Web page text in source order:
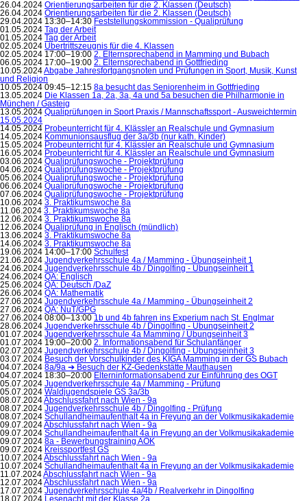
26.04.2024 Orientierungsarbeiten für die 2. Klassen (Deutsch)
26.04.2024 Orientierungsarbeiten für die 2. Klassen (Deutsch)
29.04.2024 13:30–14:30 Feststellungskommission - Qualiprüfung
01.05.2024 Tag der Arbeit
01.05.2024 Tag der Arbeit
02.05.2024 Übertrittszeugnis für die 4. Klassen
02.05.2024 17:00–19:00 2. Elternsprechabend in Mamming und Bubach
06.05.2024 17:00–19:00 2. Elternsprechabend in Gottfrieding
10.05.2024Abgabe Jahresfortgangsnoten und Prüfungen in Sport, Musik, Kunst
und Religion
10.05.2024 09:45–12:15 8a besucht das Seniorenheim in Gottfrieding
13.05.2024 Die Klassen 1a, 2a, 3a, 4a und 5a besuchen die Philharmonie in
München / Gasteig
13.05.2024 Qualiprüfungen in Sport Praxis / Mannschaftssport - Ausweichtermin
15.05.2024
14.05.2024 Probeunterricht für 4. Klässler an Realschule und Gymnasium
14.05.2024 Kommunionsausflug der 3a/3b (nur kath. Kinder)
15.05.2024 Probeunterricht für 4. Klässler an Realschule und Gymnasium
16.05.2024 Probeunterricht für 4. Klässler an Realschule und Gymnasium
03.06.2024 Qualiprüfungswoche - Projektprüfung
04.06.2024 Qualiprüfungswoche - Projektprüfung
05.06.2024 Qualiprüfungswoche - Projektprüfung
06.06.2024 Qualiprüfungswoche - Projektprüfung
07.06.2024 Qualiprüfungswoche - Projektprüfung
10.06.2024 3. Praktikumswoche 8a
11.06.2024 3. Praktikumswoche 8a
12.06.2024 3. Praktikumswoche 8a
12.06.2024 Qualiprüfung in Englisch (mündlich)
13.06.2024 3. Praktikumswoche 8a
14.06.2024 3. Praktikumswoche 8a
19.06.2024 14:00–17:00 Schulfest
21.06.2024 Jugendverkehrsschule 4a / Mamming - Übungseinheit 1
24.06.2024 Jugendverkehrsschule 4b / Dingolfing - Übungseinheit 1
24.06.2024 QA: Englisch
25.06.2024 QA: Deutsch /DaZ
26.06.2024 QA: Mathematik
27.06.2024 Jugendverkehrsschule 4a / Mamming - Übungseinheit 2
27.06.2024 QA: NuT/GPG
27.06.2024 08:00–13:00 1b und 4b fahren ins Experium nach St. Englmar
28.06.2024 Jugendverkehrsschule 4b / Dingolfing - Übungseinheit 2
01.07.2024 Jugendverkehrsschule 4a Mamming / Übungseinheit 3
01.07.2024 19:00–20:00 2. Informationsabend für Schulanfänger
02.07.2024 Jugendverkehrsschule 4b / Dingolfing - Übungseinheit 3
03.07.2024 Besuch der Vorschulkinder des KIGA Mamming in der GS Bubach
04.07.2024 8a/9a ➔ Besuch der KZ-Gedenkstätte Mauthausen
04.07.2024 18:30–20:00 Elterninformationsabend zur Einführung des OGT
05.07.2024 Jugendverkehrsschule 4a / Mamming - Prüfung
05.07.2024 Waldjugendspiele GS 3a/3b
08.07.2024Abschlussfahrt nach Wien - 9a
08.07.2024 Jugendverkehrsschule 4b / Dingolfing - Prüfung
08.07.2024 Schullandheimaufenthalt 4a in Freyung an der Volkmusikakademie
09.07.2024Abschlussfahrt nach Wien - 9a
09.07.2024 Schullandheimaufenthalt 4a in Freyung an der Volkmusikakademie
09.07.2024 8a - Bewerbungstraining AOK
09.07.2024 Kreissportfest GS
10.07.2024Abschlussfahrt nach Wien - 9a
10.07.2024 Schullandheimaufenthalt 4a in Freyung an der Volkmusikakademie
11.07.2024Abschlussfahrt nach Wien - 9a
12.07.2024Abschlussfahrt nach Wien - 9a
17.07.2024 Jugendverkehrsschule 4a/4b / Realverkehr in Dingolfing
18.07.2024 Lesenacht mit der Klasse 2a